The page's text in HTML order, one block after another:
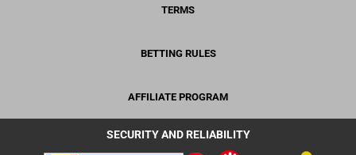
TERMS
BETTING RULES
AFFILIATE PROGRAM
SECURITY AND RELIABILITY